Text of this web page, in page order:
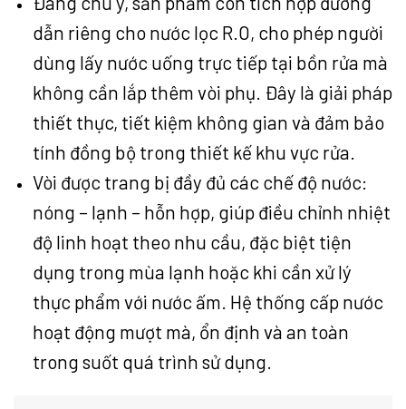
dẫn riêng cho nước lọc R.O, cho phép người
dùng lấy nước uống trực tiếp tại bồn rửa mà
không cần lắp thêm vòi phụ. Đây là giải pháp
thiết thực, tiết kiệm không gian và đảm bảo
tính đồng bộ trong thiết kế khu vực rửa.
Vòi được trang bị đầy đủ các chế độ nước:
nóng – lạnh – hỗn hợp, giúp điều chỉnh nhiệt
độ linh hoạt theo nhu cầu, đặc biệt tiện
dụng trong mùa lạnh hoặc khi cần xử lý
thực phẩm với nước ấm. Hệ thống cấp nước
hoạt động mượt mà, ổn định và an toàn
trong suốt quá trình sử dụng.